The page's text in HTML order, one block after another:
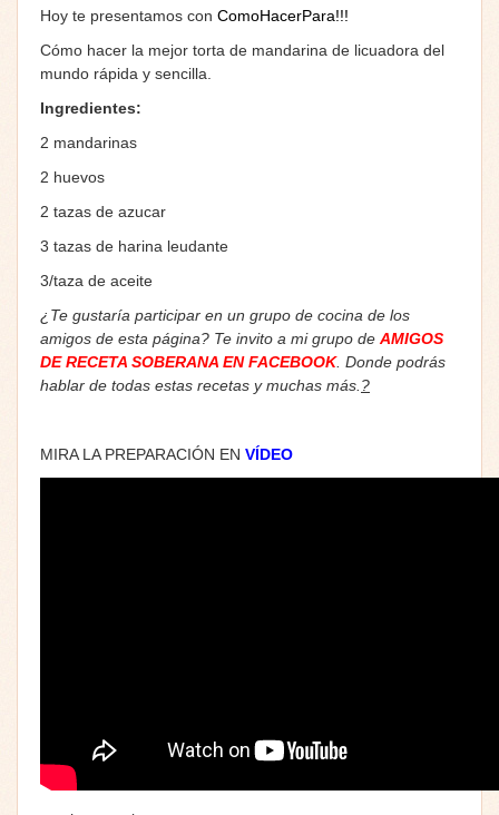
Hoy te presentamos con ComoHacerPara!!!
Cómo hacer la mejor torta de mandarina de licuadora del
mundo rápida y sencilla.
Ingredientes:
2 mandarinas
2 huevos
2 tazas de azucar
3 tazas de harina leudante
3/taza de aceite
¿Te gustaría participar en un grupo de cocina de los
amigos de esta página? Te invito a mi grupo de AMIGOS
DE RECETA SOBERANA EN FACEBOOK. Donde podrás
hablar de todas estas recetas y muchas más. ?
MIRA LA PREPARACIÓN EN VÍDEO